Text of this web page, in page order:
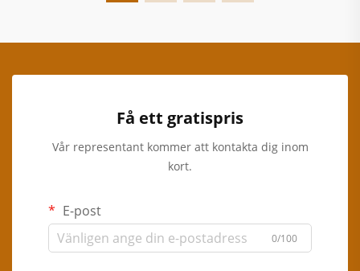
Få ett gratispris
Vår representant kommer att kontakta dig inom
kort.
E-post
0/100